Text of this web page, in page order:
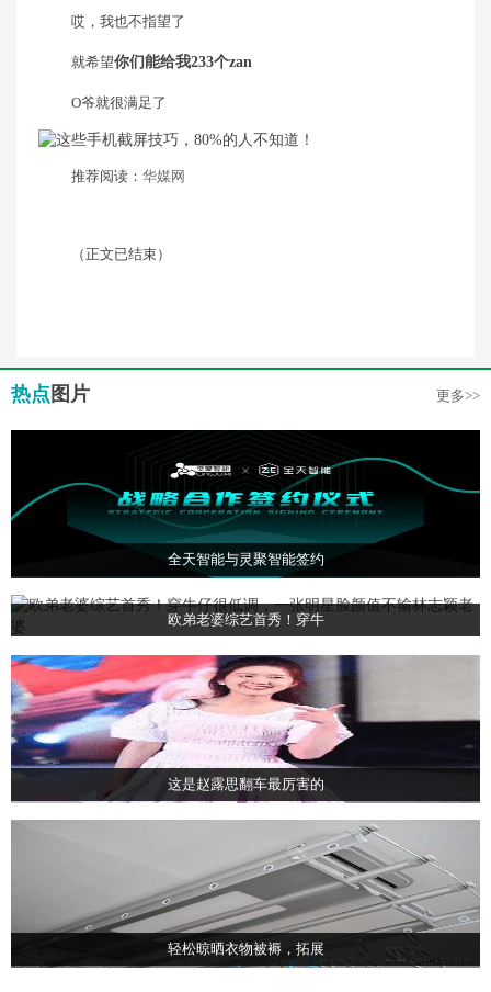
哎，我也不指望了
就希望你们能给我233个zan
O爷就很满足了
推荐阅读： 华媒网
（正文已结束）
热点 图片 更多>>
全天智能与灵聚智能签约
欧弟老婆综艺首秀！穿牛
这是赵露思翻车最厉害的
轻松晾晒衣物被褥，拓展